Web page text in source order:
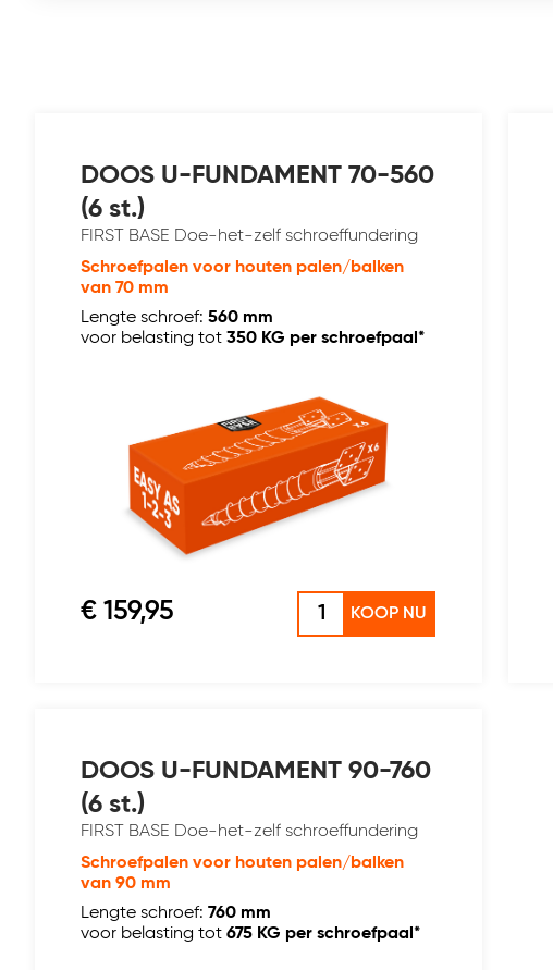
DOOS U-FUNDAMENT 70-560
(6 st.)
FIRST BASE Doe-het-zelf schroeffundering
Schroefpalen voor houten palen/balken
van 70 mm
Lengte schroef: 560 mm
voor belasting tot 350 KG per schroefpaal*
€ 159,95 KOOP NU
DOOS U-FUNDAMENT 90-760
(6 st.)
FIRST BASE Doe-het-zelf schroeffundering
Schroefpalen voor houten palen/balken
van 90 mm
Lengte schroef: 760 mm
voor belasting tot 675 KG per schroefpaal*